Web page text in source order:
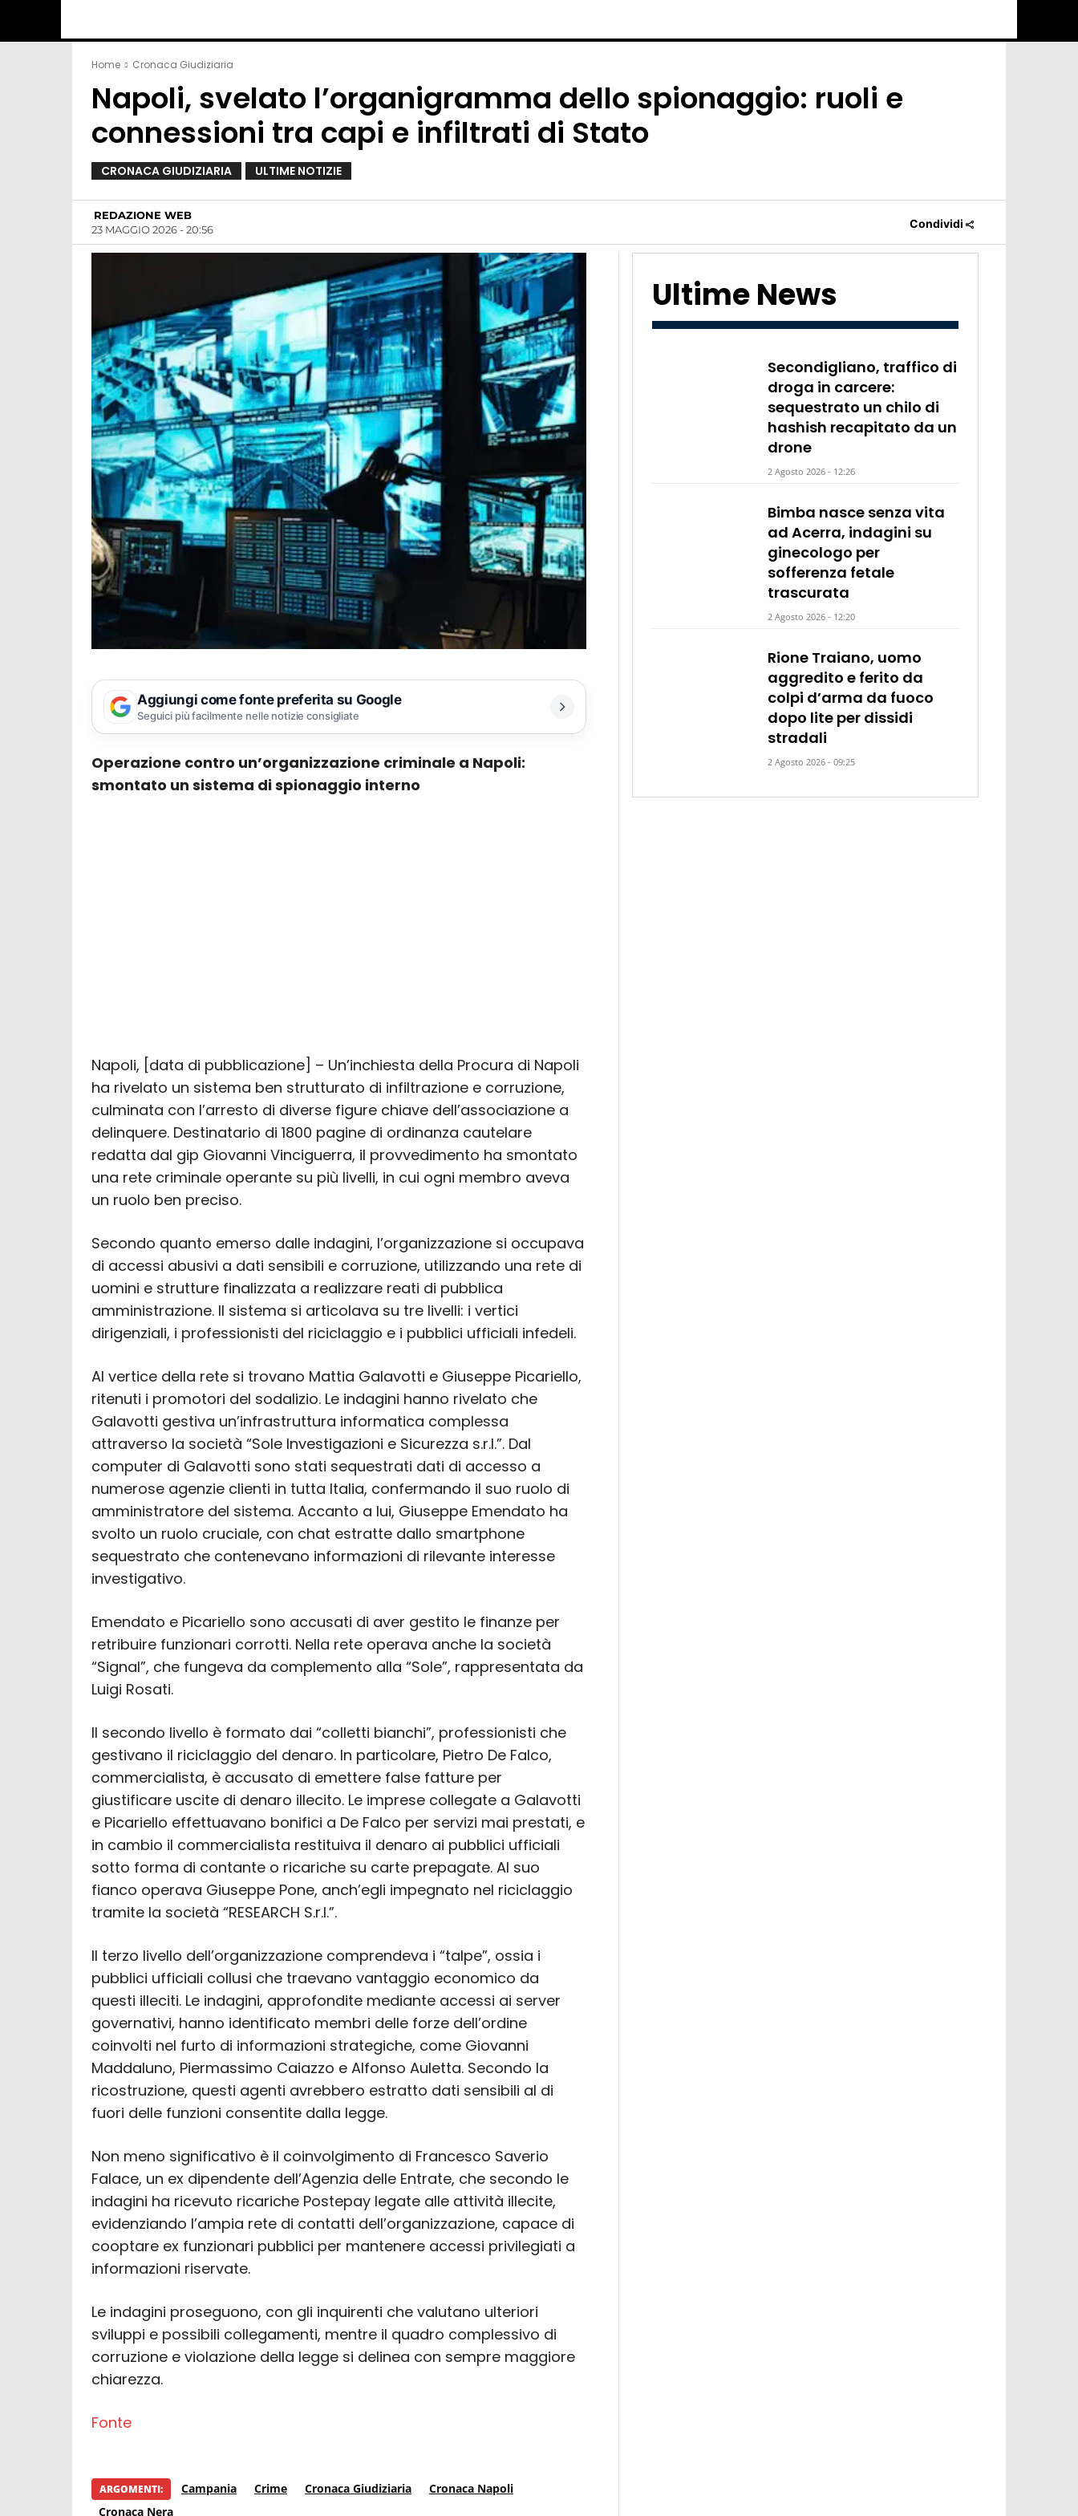
Home Cronaca Giudiziaria
Napoli, svelato l’organigramma dello spionaggio: ruoli e
connessioni tra capi e infiltrati di Stato
CRONACA GIUDIZIARIA ULTIME NOTIZIE
REDAZIONE WEB
23 MAGGIO 2026 - 20:56
Condividi
Ultime News
Secondigliano, traffico di
droga in carcere:
sequestrato un chilo di
hashish recapitato da un
drone
2 Agosto 2026 - 12:26
Bimba nasce senza vita
ad Acerra, indagini su
ginecologo per
sofferenza fetale
trascurata
2 Agosto 2026 - 12:20
Rione Traiano, uomo
aggredito e ferito da
colpi d’arma da fuoco
dopo lite per dissidi
stradali
2 Agosto 2026 - 09:25
Aggiungi come fonte preferita su Google
Seguici più facilmente nelle notizie consigliate
Operazione contro un’organizzazione criminale a Napoli:
smontato un sistema di spionaggio interno
Napoli, [data di pubblicazione] – Un’inchiesta della Procura di Napoli
ha rivelato un sistema ben strutturato di infiltrazione e corruzione,
culminata con l’arresto di diverse figure chiave dell’associazione a
delinquere. Destinatario di 1800 pagine di ordinanza cautelare
redatta dal gip Giovanni Vinciguerra, il provvedimento ha smontato
una rete criminale operante su più livelli, in cui ogni membro aveva
un ruolo ben preciso.
Secondo quanto emerso dalle indagini, l’organizzazione si occupava
di accessi abusivi a dati sensibili e corruzione, utilizzando una rete di
uomini e strutture finalizzata a realizzare reati di pubblica
amministrazione. Il sistema si articolava su tre livelli: i vertici
dirigenziali, i professionisti del riciclaggio e i pubblici ufficiali infedeli.
Al vertice della rete si trovano Mattia Galavotti e Giuseppe Picariello,
ritenuti i promotori del sodalizio. Le indagini hanno rivelato che
Galavotti gestiva un’infrastruttura informatica complessa
attraverso la società “Sole Investigazioni e Sicurezza s.r.l.”. Dal
computer di Galavotti sono stati sequestrati dati di accesso a
numerose agenzie clienti in tutta Italia, confermando il suo ruolo di
amministratore del sistema. Accanto a lui, Giuseppe Emendato ha
svolto un ruolo cruciale, con chat estratte dallo smartphone
sequestrato che contenevano informazioni di rilevante interesse
investigativo.
Emendato e Picariello sono accusati di aver gestito le finanze per
retribuire funzionari corrotti. Nella rete operava anche la società
“Signal”, che fungeva da complemento alla “Sole”, rappresentata da
Luigi Rosati.
Il secondo livello è formato dai “colletti bianchi”, professionisti che
gestivano il riciclaggio del denaro. In particolare, Pietro De Falco,
commercialista, è accusato di emettere false fatture per
giustificare uscite di denaro illecito. Le imprese collegate a Galavotti
e Picariello effettuavano bonifici a De Falco per servizi mai prestati, e
in cambio il commercialista restituiva il denaro ai pubblici ufficiali
sotto forma di contante o ricariche su carte prepagate. Al suo
fianco operava Giuseppe Pone, anch’egli impegnato nel riciclaggio
tramite la società “RESEARCH S.r.l.”.
Il terzo livello dell’organizzazione comprendeva i “talpe”, ossia i
pubblici ufficiali collusi che traevano vantaggio economico da
questi illeciti. Le indagini, approfondite mediante accessi ai server
governativi, hanno identificato membri delle forze dell’ordine
coinvolti nel furto di informazioni strategiche, come Giovanni
Maddaluno, Piermassimo Caiazzo e Alfonso Auletta. Secondo la
ricostruzione, questi agenti avrebbero estratto dati sensibili al di
fuori delle funzioni consentite dalla legge.
Non meno significativo è il coinvolgimento di Francesco Saverio
Falace, un ex dipendente dell’Agenzia delle Entrate, che secondo le
indagini ha ricevuto ricariche Postepay legate alle attività illecite,
evidenziando l’ampia rete di contatti dell’organizzazione, capace di
cooptare ex funzionari pubblici per mantenere accessi privilegiati a
informazioni riservate.
Le indagini proseguono, con gli inquirenti che valutano ulteriori
sviluppi e possibili collegamenti, mentre il quadro complessivo di
corruzione e violazione della legge si delinea con sempre maggiore
chiarezza.
Fonte
ARGOMENTI: Campania Crime Cronaca Giudiziaria
Cronaca Napoli
Cronaca Nera